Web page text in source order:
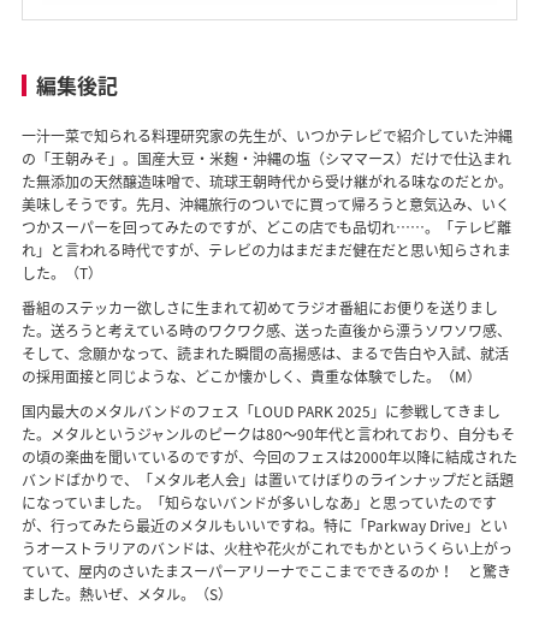
編集後記
一汁一菜で知られる料理研究家の先生が、いつかテレビで紹介していた沖縄
の「王朝みそ」。国産大豆・米麹・沖縄の塩（シママース）だけで仕込まれ
た無添加の天然醸造味噌で、琉球王朝時代から受け継がれる味なのだとか。
美味しそうです。先月、沖縄旅行のついでに買って帰ろうと意気込み、いく
つかスーパーを回ってみたのですが、どこの店でも品切れ……。「テレビ離
れ」と言われる時代ですが、テレビの力はまだまだ健在だと思い知らされま
した。（T）
番組のステッカー欲しさに生まれて初めてラジオ番組にお便りを送りまし
た。送ろうと考えている時のワクワク感、送った直後から漂うソワソワ感、
そして、念願かなって、読まれた瞬間の高揚感は、まるで告白や入試、就活
の採用面接と同じような、どこか懐かしく、貴重な体験でした。（M）
国内最大のメタルバンドのフェス「LOUD PARK 2025」に参戦してきまし
た。メタルというジャンルのピークは80〜90年代と言われており、自分もそ
の頃の楽曲を聞いているのですが、今回のフェスは2000年以降に結成された
バンドばかりで、「メタル老人会」は置いてけぼりのラインナップだと話題
になっていました。「知らないバンドが多いしなあ」と思っていたのです
が、行ってみたら最近のメタルもいいですね。特に「Parkway Drive」とい
うオーストラリアのバンドは、火柱や花火がこれでもかというくらい上がっ
ていて、屋内のさいたまスーパーアリーナでここまでできるのか！ と驚き
ました。熱いぜ、メタル。（S）